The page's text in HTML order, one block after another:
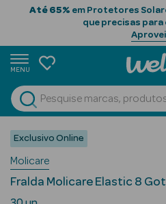
Até 65% em Protetores
que precisas para
MENU
Ver Tudo
Beauty Season
Cabelo
Ortopedia
Fraldas
Exclusivo Online
Molicare
Fralda Molicare Elastic 8